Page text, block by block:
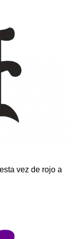
vez de rojo a